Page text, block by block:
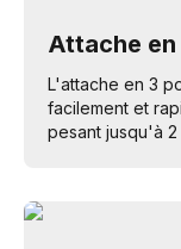
Attache
L'attache en 3
facilement et
pesant jusqu'à